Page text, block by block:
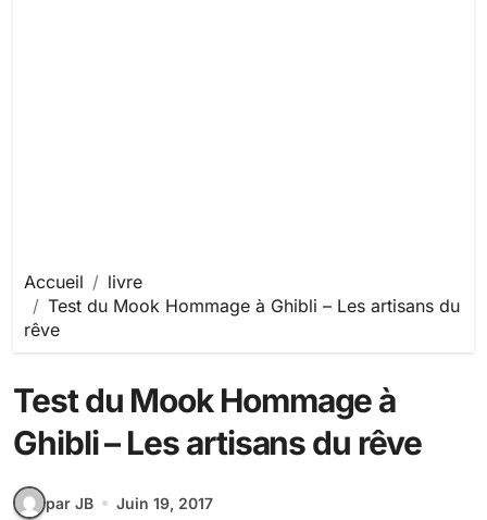
Accueil
livre
Test du Mook Hommage à Ghibli – Les artisans du
rêve
Test du Mook Hommage à
Ghibli – Les artisans du rêve
par JB Juin 19, 2017